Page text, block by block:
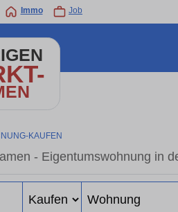
Immo Job
KAUFEN
- Eigentumswohnung in